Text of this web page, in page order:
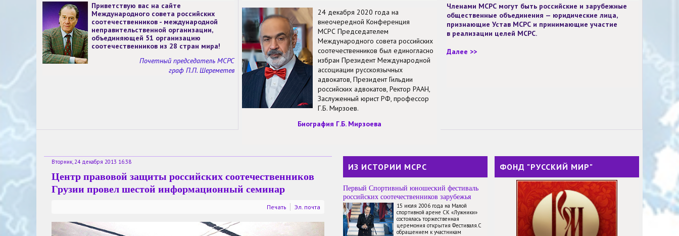
Приветствую вас на сайте
Международного совета российских
соотечественников - международной
неправительственной организации,
объединяющей 51 организацию
соотечественников из 28 стран мира!
Почетный председатель МСРС
граф П.П. Шереметев
24 декабря 2020 года на
внеочередной Конференция
МСРС Председателем
Международного совета российских
соотечественников был единогласно
избран Президент Международной
ассоциации русскоязычных
адвокатов, Президент Гильдии
российских адвокатов, Ректор РААН,
Заслуженный юрист РФ, профессор
Г.Б. Мирзоев.
Биография Г.Б. Мирзоева
Членами МСРС могут быть российские и зарубежные
общественные объединения — юридические лица,
признающие Устав МСРС и принимающие участие
в реализации целей МСРС.
Далее >>
Вторник, 24 декабря 2013 16:38
Центр правовой защиты российских соотечественников
Грузии провел шестой информационный семинар
Печать Эл. почта
ИЗ ИСТОРИИ МСРС
Первый Спортивный юношеский фестиваль
российских соотечественников зарубежья
15 июля 2006 года на Малой
спортивной арене СК «Лужники»
состоялась торжественная
церемония открытия Фестиваля.С
обращением к участникам
ФОНД "РУССКИЙ МИР"